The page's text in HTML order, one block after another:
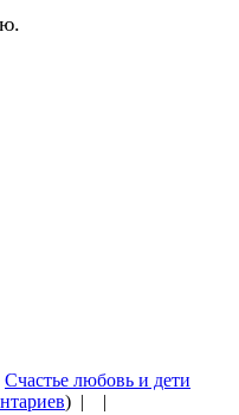
Счастье любовь и дети
) | |